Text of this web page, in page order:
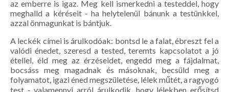
az emberre is igaz. Meg kell ismerkedni a testeddel, hogy
meghalld a kéréseit - ha helytelenül bánunk a testünkkel,
azzal önmagunkat is bántjuk.
A leckék címei is árulkodóak: bontsd le a falat, ébreszt fel a
valódi énedet, szeresd a tested, teremts kapcsolatot a jó
étellel, éld meg az érzéseidet, engedd meg a fájdalmat,
bocsáss meg magadnak és másoknak, becsüld meg a
folyamatot, igazi éned megszületése, lélek műtét, a ragyogó
test - valamennyi arról árulkodik, hogy lélekben erősítsd